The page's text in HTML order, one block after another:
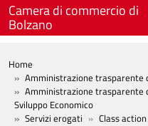
Salta al contenuto principale
Camera di commercio di
Bolzano
BREADCRUMB
Home
Amministrazione trasparente
Amministrazione trasparente
Sviluppo Economico
Servizi erogati
Class action